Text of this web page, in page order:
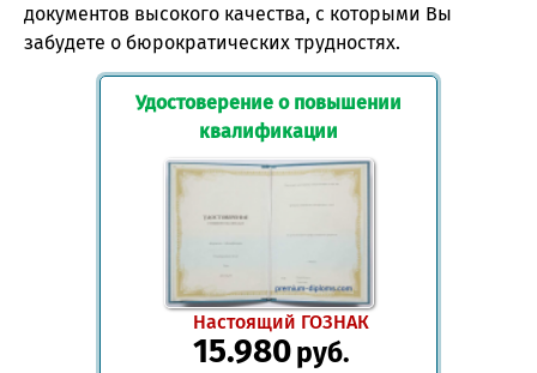
документов высокого качества, с которыми Вы
забудете о бюрократических трудностях.
Удостоверение о повышении
квалификации
Настоящий ГОЗНАК
15.980руб.